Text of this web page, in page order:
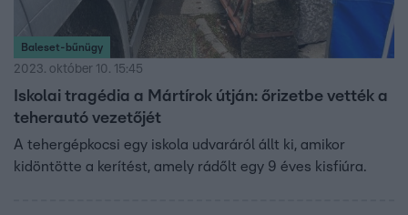
Baleset-bűnügy
2023. október 10. 15:45
Iskolai tragédia a Mártírok útján: őrizetbe vették a
teherautó vezetőjét
A tehergépkocsi egy iskola udvaráról állt ki, amikor
kidöntötte a kerítést, amely rádőlt egy 9 éves kisfiúra.